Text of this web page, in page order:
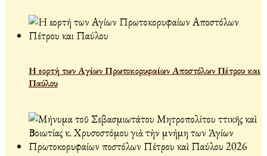
Η εορτή των Αγίων Πρωτοκορυφαίων Αποστόλων Πέτρου και
Παύλου